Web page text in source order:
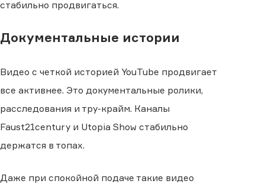
стабильно продвигаться.
Документальные истории
Видео с четкой историей YouTube продвигает
все активнее. Это документальные ролики,
расследования и тру-крайм. Каналы
Faust21century и Utopia Show стабильно
держатся в топах.
Даже при спокойной подаче такие видео